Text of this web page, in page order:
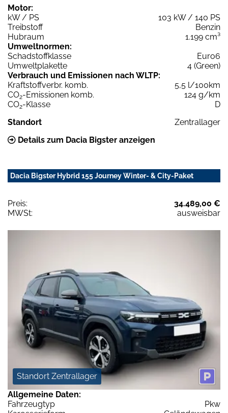
Motor:
kW / PS
103 kW / 140 PS
Treibstoff
Benzin
Hubraum
1.199 cm³
Umweltnormen:
Schadstoffklasse
Euro6
Umweltplakette
4 (Green)
Verbrauch und Emissionen nach WLTP:
Kraftstoffverbr. komb.
5,5 l/100km
CO2-Emissionen komb.
124 g/km
CO2-Klasse
D
Standort
Zentrallager
Details zum Dacia Bigster anzeigen
Dacia Bigster Hybrid 155 Journey Winter- & City-Paket
Preis:
34.489,00 €
MWSt:
ausweisbar
Standort Zentrallager
Allgemeine Daten:
Fahrzeugtyp
Pkw